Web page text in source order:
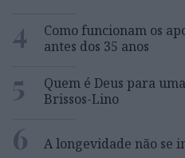
4
Como funcionam os
antes dos 35 anos
5
Quem é Deus para
Brissos-Lino
6 A longevidade não se